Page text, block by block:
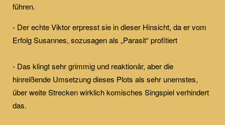
führen.
- Der echte Viktor erpresst sie in dieser Hinsicht, da er vom
Erfolg Susannes, sozusagen als „Parasit“ profitiert
- Das klingt sehr grimmig und reaktionär, aber die
hinreißende Umsetzung dieses Plots als sehr unernstes,
über weite Strecken wirklich komisches Singspiel verhindert
das.